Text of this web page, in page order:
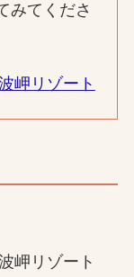
みてくださ
岬リゾート
岬リゾート